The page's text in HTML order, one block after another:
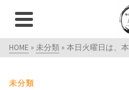
HOME » 未分類 » 本日火曜日は、
未分類